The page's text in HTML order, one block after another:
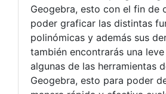
Geogebra, esto con el fin de
poder graficar las distintas
polinómicas y además sus
también encontrarás una
algunas de las herramientas
Geogebra, esto para poder